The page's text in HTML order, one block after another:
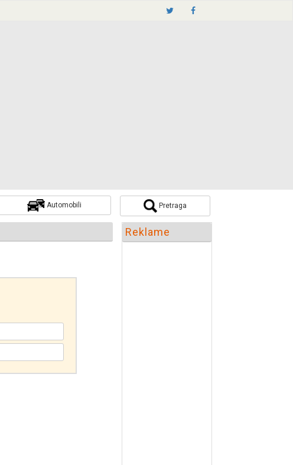
Automobili Pretraga
Pretraži
Reklame